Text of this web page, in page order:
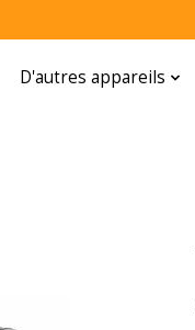
D'autres appareils